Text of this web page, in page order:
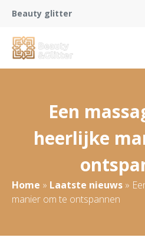
Beauty glitter
Een
heerlijke
Home » Laatste nieuws »
manier om te ontspannen